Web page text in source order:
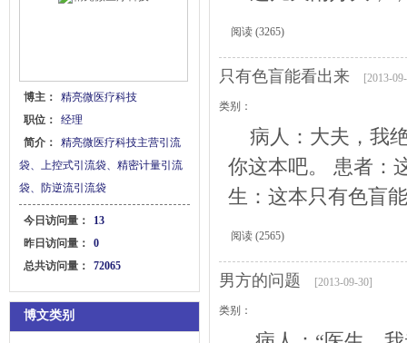
博主：
精亮微医疗科技
职位：
经理
简介：
精亮微医疗科技主营引流
袋、上控式引流袋、精密计量引流
袋、防逆流引流袋
今日访问量：
13
昨日访问量：
0
总共访问量：
72065
博文类别
阅读 (3265)
只有色盲能看出来 [2013-
类别：
病人：大夫，我
你这本吧。 患者：
生：这本只有色盲
阅读 (2565)
男方的问题 [2013-09-30]
类别：